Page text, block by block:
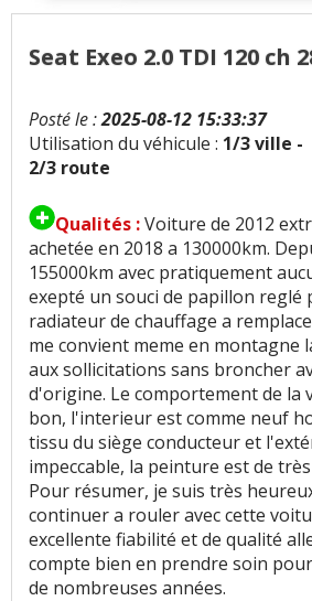
Seat Exeo 2.0 TDI 120 ch
Posté le :2025-08-12 15:33:37
Utilisation du véhicule : 1/3 ville -
2/3 route
Qualités :Voiture de 2012
achetée en 2018 a 130000km.
155000km avec pratiquement
exepté un souci de papillon reglé
radiateur de chauffage a
me convient meme en montagne
aux sollicitations sans broncher
d'origine. Le comportement de la
bon, l'interieur est comme neuf
tissu du siège conducteur et
impeccable, la peinture est de
Pour résumer, je suis très
continuer a rouler avec cette
excellente fiabilité et de qualité
compte bien en prendre soin
de nombreuses années.